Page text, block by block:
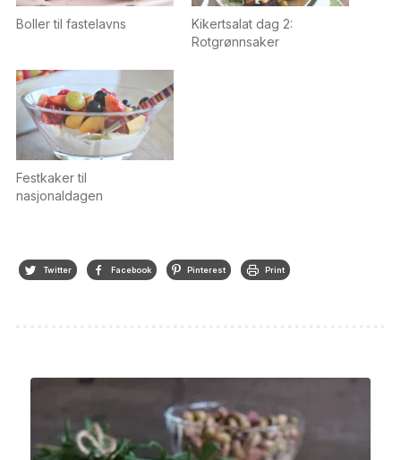
Boller til fastelavns
Kikertsalat dag 2:
Rotgrønnsaker
Festkaker til
nasjonaldagen
Twitter Facebook Pinterest Print